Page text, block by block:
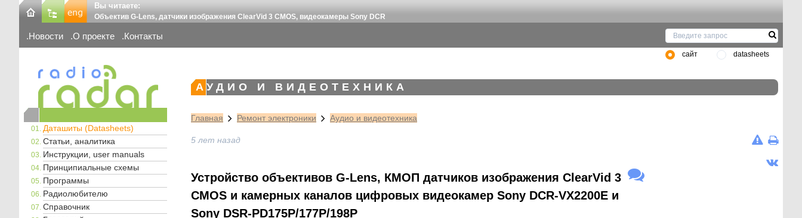
Вы читаете:
Объектив G-Lens, датчики изображения ClearVid 3 CMOS, видеокамеры Sony DCR
Новости О проекте Контакты
сайт datasheets
Даташиты (Datasheets)
Статьи, аналитика
Инструкции, user manuals
Принципиальные схемы
Программы
Радиолюбителю
Справочник
АУДИО И ВИДЕОТЕХНИКА
Главная Ремонт электроники Аудио и видеотехника
5 лет назад
Устройство объективов G-Lens, КМОП датчиков изображения ClearVid 3
CMOS и камерных каналов цифровых видеокамер Sony DCR-VX2200E и
Sony DSR-PD175P/177P/198P